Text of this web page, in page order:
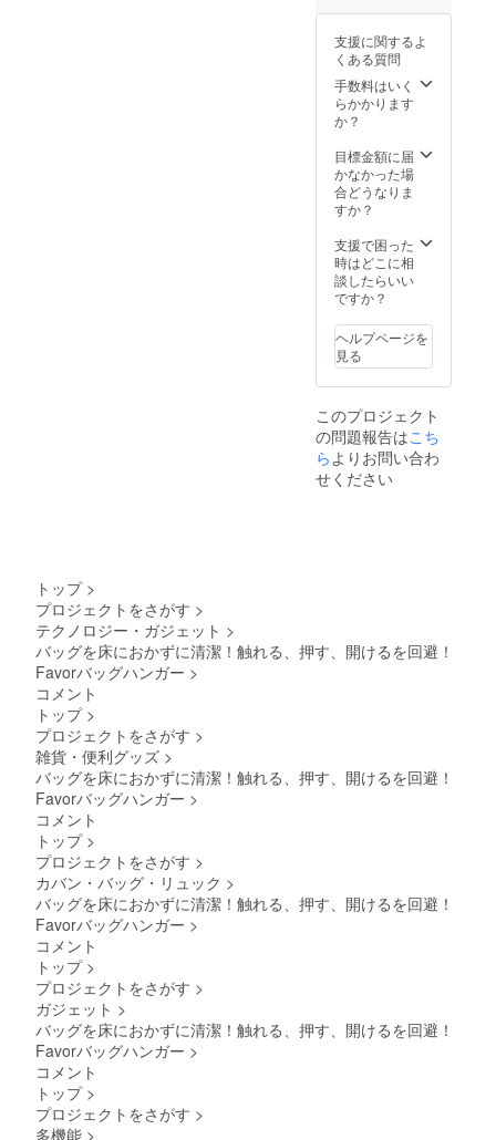
状況、
使用部
材の供
給状
況、製
造工程
より出
荷時期
が遅れ
ます。
予定価
下がる
可能性
もござ
いま
す。 ※
ン・仕
様は変
更にな
る可能
ざいま
す。ご
了承く
ださ
ご注文
状況、
使用部
材の供
況、製
造工程
上の都
合等に
より出
支援に関するよ
くある質問
手数料はいく
らかかります
か？
目標金額に届
かなかった場
合どうなりま
すか？
支援で困った
時はどこに相
談したらいい
ですか？
ヘルプページを
見る
このプロジェクト
の問題報告はこち
らよりお問い合わ
せください
トップ >
プロジェクトをさがす >
テクノロジー・ガジェット >
バッグを床におかずに清潔！触れる、押す、開けるを回避！
Favorバッグハンガー >
コメント
トップ >
プロジェクトをさがす >
雑貨・便利グッズ >
バッグを床におかずに清潔！触れる、押す、開けるを回避！
Favorバッグハンガー >
コメント
トップ >
プロジェクトをさがす >
カバン・バッグ・リュック >
バッグを床におかずに清潔！触れる、押す、開けるを回避！
Favorバッグハンガー >
コメント
トップ >
プロジェクトをさがす >
ガジェット >
バッグを床におかずに清潔！触れる、押す、開けるを回避！
Favorバッグハンガー >
コメント
トップ >
プロジェクトをさがす >
多機能 >